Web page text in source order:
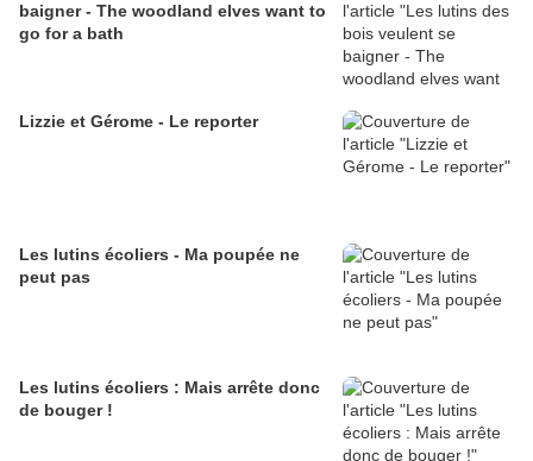
baigner - The woodland elves want to
go for a bath
Lizzie et Gérome - Le reporter
Les lutins écoliers - Ma poupée ne
peut pas
Les lutins écoliers : Mais arrête donc
de bouger !